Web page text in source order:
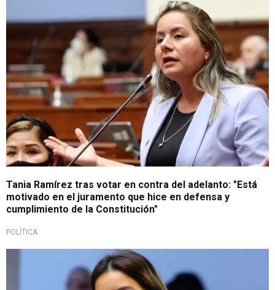
Tania Ramírez tras votar en contra del adelanto: "Está
motivado en el juramento que hice en defensa y
cumplimiento de la Constitución"
POLÍTICA
Tras defensa a Bazán Narro